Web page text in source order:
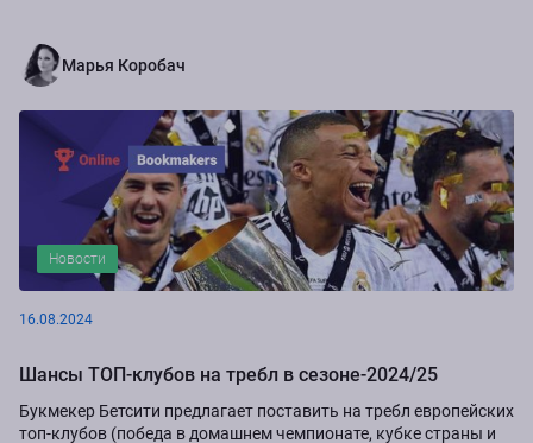
Марья Коробач
Новости
16.08.2024
Шансы ТОП-клубов на требл в сезоне-2024/25
Букмекер Бетсити предлагает поставить на требл европейских
топ-клубов (победа в домашнем чемпионате, кубке страны и